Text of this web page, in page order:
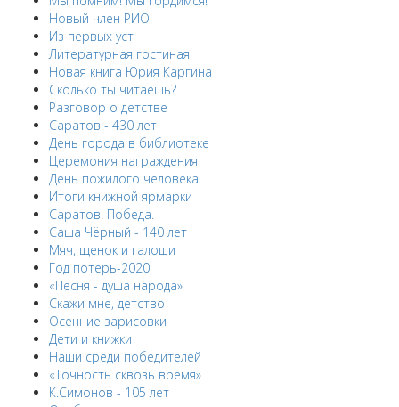
Новый член РИО
Из первых уст
Литературная гостиная
Новая книга Юрия Каргина
Сколько ты читаешь?
Разговор о детстве
Саратов - 430 лет
День города в библиотеке
Церемония награждения
День пожилого человека
Итоги книжной ярмарки
Саратов. Победа.
Саша Чёрный - 140 лет
Мяч, щенок и галоши
Год потерь-2020
«Песня - душа народа»
Скажи мне, детство
Осенние зарисовки
Дети и книжки
Наши среди победителей
«Точность сквозь время»
К.Симонов - 105 лет